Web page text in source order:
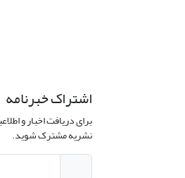
اشتراک خبرنامه
برای دریافت اخبار و
نشریه مشترک شوید.